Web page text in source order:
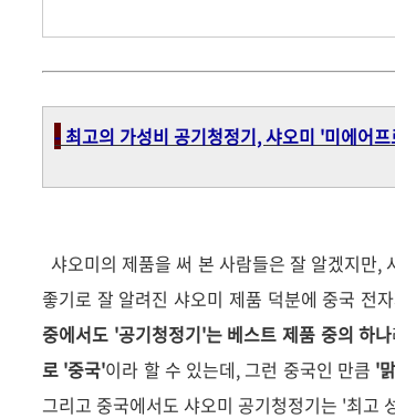
- 최고의 가성비 공기청정기, 샤오미 '미에어
샤오미의 제품을 써 본 사람들은 잘 알겠지만,
좋기로 잘 알려진 샤오미 제품 덕분에 중국 전
중에서도 '공기청정기'는 베스트 제품 중의 하나
로 '중국'이라 할 수 있는데, 그런 중국인 만큼 '
그리고 중국에서도 샤오미 공기청정기는 '최고